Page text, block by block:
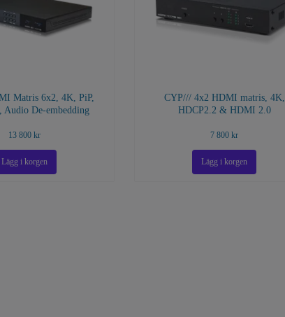
Matris 6x2, 4K, PiP,
Audio De-embedding
13 800 kr
CYP/// 4x2 HDMI matris, 4K,
HDCP2.2 & HDMI 2.0
7 800 kr